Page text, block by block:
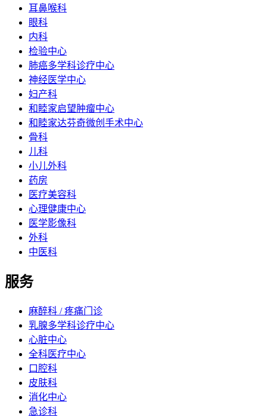
耳鼻喉科
眼科
内科
检验中心
肺癌多学科诊疗中心
神经医学中心
妇产科
和睦家启望肿瘤中心
和睦家达芬奇微创手术中心
骨科
儿科
小儿外科
药房
医疗美容科
心理健康中心
医学影像科
外科
中医科
服务
麻醉科 / 疼痛门诊
乳腺多学科诊疗中心
心脏中心
全科医疗中心
口腔科
皮肤科
消化中心
急诊科